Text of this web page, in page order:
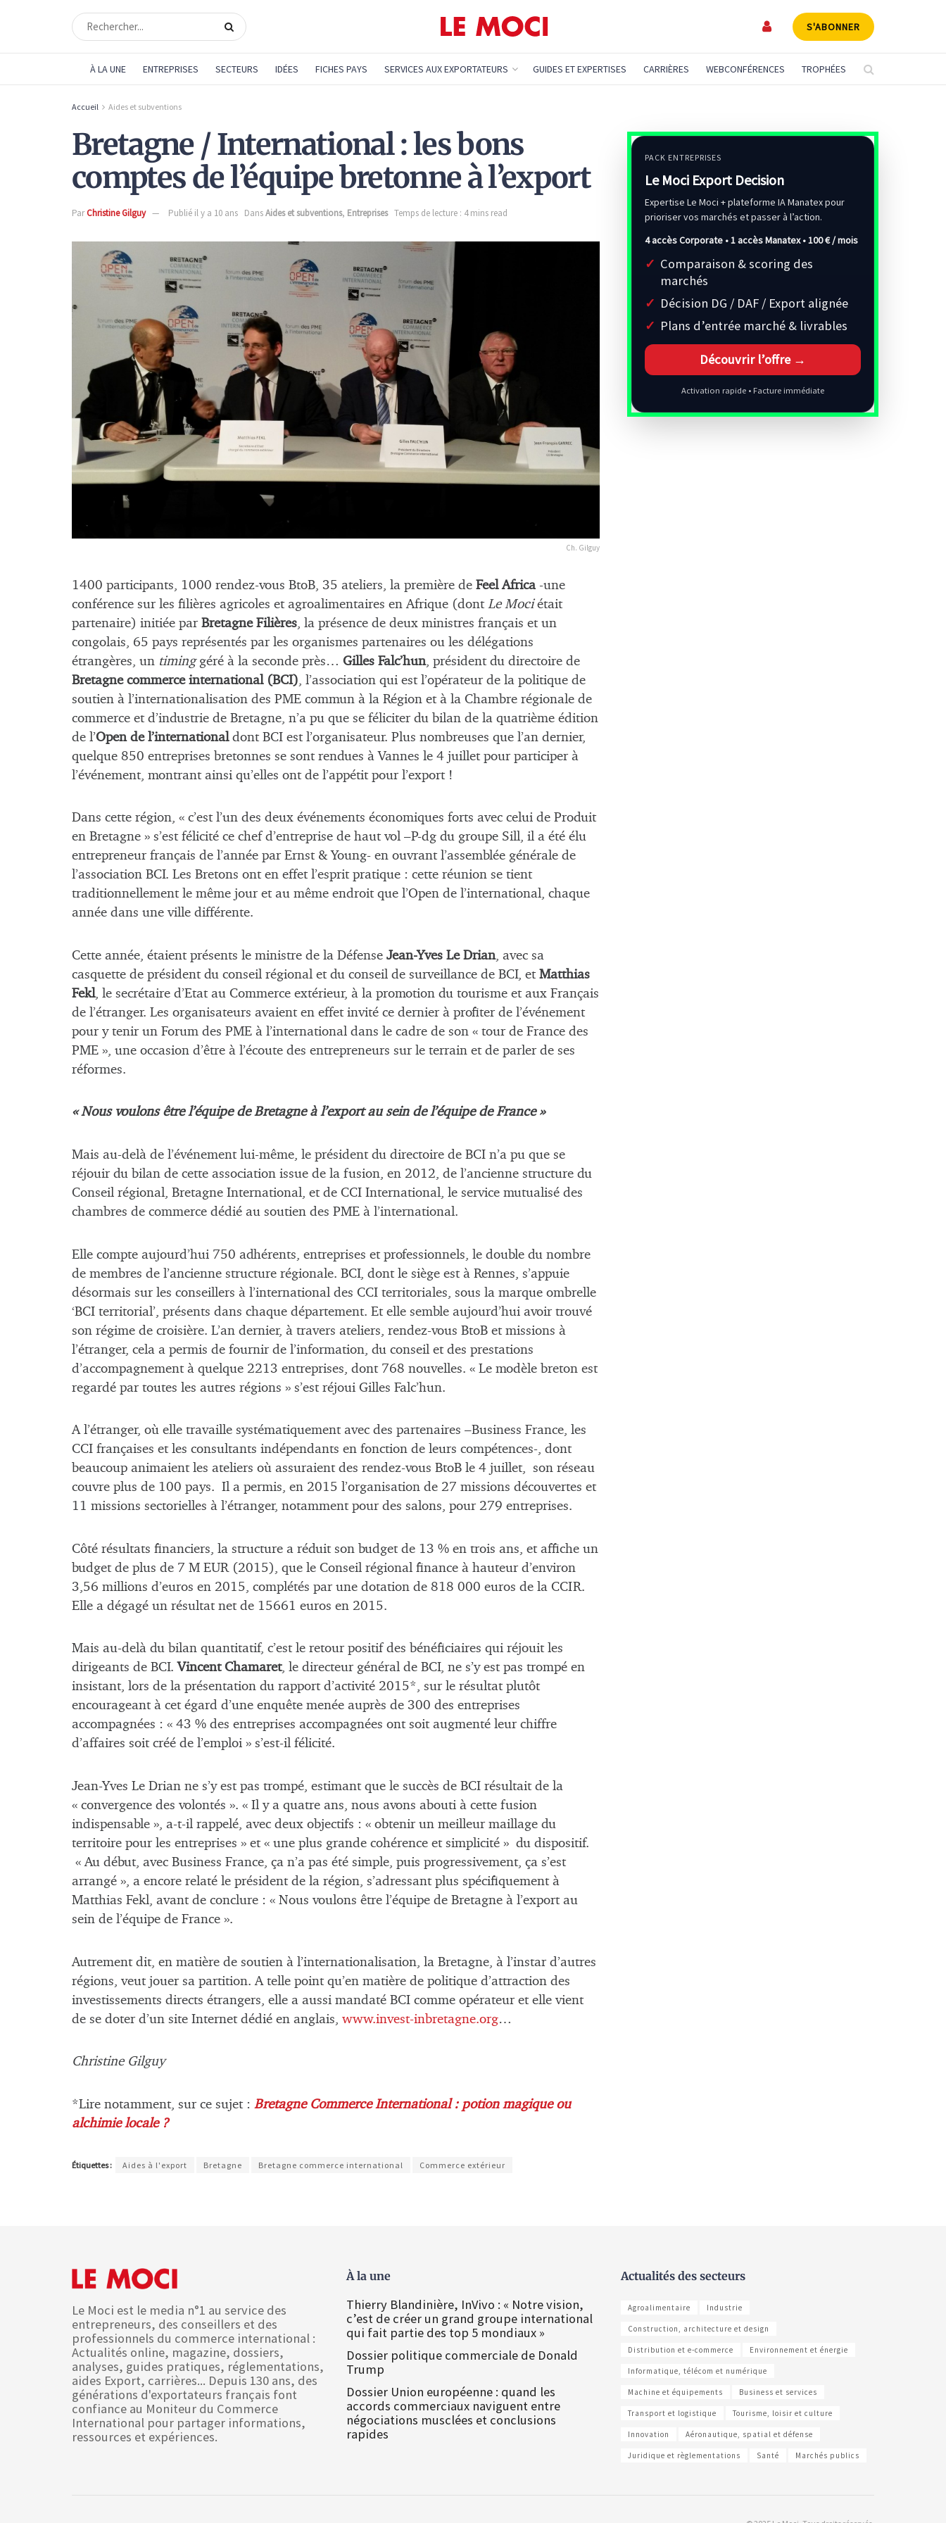
S'ABONNER
À LA UNE ENTREPRISES SECTEURS IDÉES FICHES PAYS SERVICES AUX EXPORTATEURS GUIDES ET EXPERTISES CARRIÈRES WEBCONFÉRENCES TROPHÉES
Accueil Aides et subventions
Bretagne / International : les bons
comptes de l’équipe bretonne à l’export
ParChristine Gilguy Publié il y a 10 ans DansAides et subventions, Entreprises Temps de lecture : 4 mins read
Ch. Gilguy
1400 participants, 1000 rendez-vous BtoB, 35 ateliers, la première de Feel Africa -une
conférence sur les filières agricoles et agroalimentaires en Afrique (dont Le Mociétait
partenaire) initiée par Bretagne Filières , la présence de deux ministres français et un
congolais, 65 pays représentés par les organismes partenaires ou les délégations
étrangères, un timinggéré à la seconde près… Gilles Falc’hun, président du directoire de
Bretagne commerce international (BCI) , l’association qui est l’opérateur de la politique de
soutien à l’internationalisation des PME commun à la Région et à la Chambre régionale de
commerce et d’industrie de Bretagne, n’a pu que se féliciter du bilan de la quatrième édition
de l’Open de l’internationaldont BCI est l’organisateur. Plus nombreuses que l’an dernier,
quelque 850 entreprises bretonnes se sont rendues à Vannes le 4 juillet pour participer à
l’événement, montrant ainsi qu’elles ont de l’appétit pour l’export !
Dans cette région, « c’est l’un des deux événements économiques forts avec celui de Produit
en Bretagne » s’est félicité ce chef d’entreprise de haut vol –P-dg du groupe Sill, il a été élu
entrepreneur français de l’année par Ernst & Young- en ouvrant l’assemblée générale de
l’association BCI. Les Bretons ont en effet l’esprit pratique : cette réunion se tient
traditionnellement le même jour et au même endroit que l’Open de l’international, chaque
année dans une ville différente.
Cette année, étaient présents le ministre de la Défense Jean-Yves Le Drian, avec sa
casquette de président du conseil régional et du conseil de surveillance de BCI, et Matthias
Fekl, le secrétaire d’Etat au Commerce extérieur, à la promotion du tourisme et aux Français
de l’étranger. Les organisateurs avaient en effet invité ce dernier à profiter de l’événement
pour y tenir un Forum des PME à l’international dans le cadre de son « tour de France des
PME », une occasion d’être à l’écoute des entrepreneurs sur le terrain et de parler de ses
réformes.
« Nous voulons être l’équipe de Bretagne à l’export au sein de l’équipe de France »
Mais au-delà de l’événement lui-même, le président du directoire de BCI n’a pu que se
réjouir du bilan de cette association issue de la fusion, en 2012, de l’ancienne structure du
Conseil régional, Bretagne International, et de CCI International, le service mutualisé des
chambres de commerce dédié au soutien des PME à l’international.
Elle compte aujourd’hui 750 adhérents, entreprises et professionnels, le double du nombre
de membres de l’ancienne structure régionale. BCI, dont le siège est à Rennes, s’appuie
désormais sur les conseillers à l’international des CCI territoriales, sous la marque ombrelle
‘BCI territorial’, présents dans chaque département. Et elle semble aujourd’hui avoir trouvé
son régime de croisière. L’an dernier, à travers ateliers, rendez-vous BtoB et missions à
l’étranger, cela a permis de fournir de l’information, du conseil et des prestations
d’accompagnement à quelque 2213 entreprises, dont 768 nouvelles. « Le modèle breton est
regardé par toutes les autres régions » s’est réjoui Gilles Falc’hun.
A l’étranger, où elle travaille systématiquement avec des partenaires –Business France, les
CCI françaises et les consultants indépendants en fonction de leurs compétences-, dont
beaucoup animaient les ateliers où assuraient des rendez-vous BtoB le 4 juillet, son réseau
couvre plus de 100 pays. Il a permis, en 2015 l’organisation de 27 missions découvertes et
11 missions sectorielles à l’étranger, notamment pour des salons, pour 279 entreprises.
Côté résultats financiers, la structure a réduit son budget de 13 % en trois ans, et affiche un
budget de plus de 7 M EUR (2015), que le Conseil régional finance à hauteur d’environ
3,56 millions d’euros en 2015, complétés par une dotation de 818 000 euros de la CCIR.
Elle a dégagé un résultat net de 15661 euros en 2015.
Mais au-delà du bilan quantitatif, c’est le retour positif des bénéficiaires qui réjouit les
dirigeants de BCI. Vincent Chamaret, le directeur général de BCI, ne s’y est pas trompé en
insistant, lors de la présentation du rapport d’activité 2015*, sur le résultat plutôt
encourageant à cet égard d’une enquête menée auprès de 300 des entreprises
accompagnées : « 43 % des entreprises accompagnées ont soit augmenté leur chiffre
d’affaires soit créé de l’emploi » s’est-il félicité.
Jean-Yves Le Drian ne s’y est pas trompé, estimant que le succès de BCI résultait de la
« convergence des volontés ». « Il y a quatre ans, nous avons abouti à cette fusion
indispensable », a-t-il rappelé, avec deux objectifs : « obtenir un meilleur maillage du
territoire pour les entreprises » et « une plus grande cohérence et simplicité » du dispositif.
« Au début, avec Business France, ça n’a pas été simple, puis progressivement, ça s’est
arrangé », a encore relaté le président de la région, s’adressant plus spécifiquement à
Matthias Fekl, avant de conclure : « Nous voulons être l’équipe de Bretagne à l’export au
sein de l’équipe de France ».
Autrement dit, en matière de soutien à l’internationalisation, la Bretagne, à l’instar d’autres
régions, veut jouer sa partition. A telle point qu’en matière de politique d’attraction des
investissements directs étrangers, elle a aussi mandaté BCI comme opérateur et elle vient
de se doter d’un site Internet dédié en anglais, www.invest-inbretagne.org…
Christine Gilguy
*Lire notamment, sur ce sujet : Bretagne Commerce International : potion magique ou
alchimie locale ?
Étiquettes : Aides à l'export Bretagne Bretagne commerce international Commerce extérieur
PACK ENTREPRISES
Le Moci Export Decision
Expertise Le Moci + plateforme IA Manatex pour
prioriser vos marchés et passer à l’action.
4 accès Corporate • 1 accès Manatex •100 € / mois
Comparaison & scoring des
marchés
Décision DG / DAF / Export alignée
Plans d’entrée marché & livrables
Découvrir l’offre →
Activation rapide • Facture immédiate
Le Moci est le media n°1 au service des
entrepreneurs, des conseillers et des
professionnels du commerce international :
Actualités online, magazine, dossiers,
analyses, guides pratiques, réglementations,
aides Export, carrières... Depuis 130 ans, des
générations d'exportateurs français font
confiance au Moniteur du Commerce
International pour partager informations,
ressources et expériences.
À la une
Thierry Blandinière, InVivo : « Notre vision,
c’est de créer un grand groupe international
qui fait partie des top 5 mondiaux »
Dossier politique commerciale de Donald
Trump
Dossier Union européenne : quand les
accords commerciaux naviguent entre
négociations musclées et conclusions
rapides
Actualités des secteurs
Agroalimentaire Industrie
Construction, architecture et design
Distribution et e-commerce Environnement et énergie
Informatique, télécom et numérique
Machine et équipements Business et services
Transport et logistique Tourisme, loisir et culture
Innovation Aéronautique, spatial et défense
Juridique et règlementations Santé Marchés publics